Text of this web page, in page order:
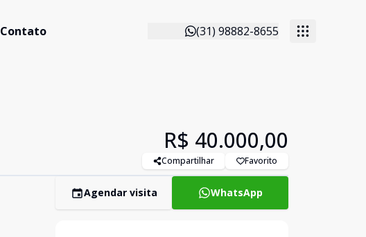
Contato (31) 98882-8655
R$ 40.000,00
Compartilhar Favorito
Agendar visita WhatsApp